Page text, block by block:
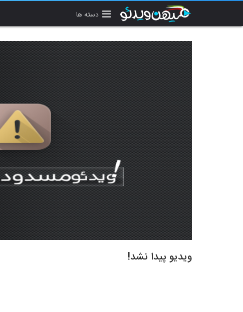
دسته ها
ویدیو پیدا نشد!